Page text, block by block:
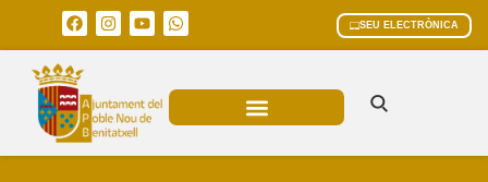
SEU ELECTRÒNICA